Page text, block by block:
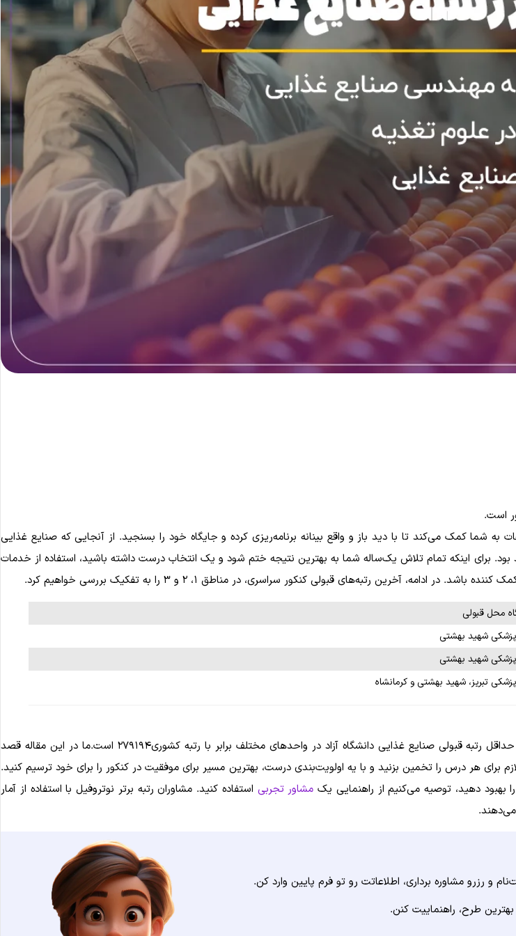
است.
شما کمک می‌کند تا با دید باز و واقع بینانه برنامه‌ریزی کرده و جایگاه خود را بسنجید. از آنجایی که صنایع غذایی
برای اینکه تمام تلاش یک‌ساله شما به بهترین نتیجه ختم شود و یک انتخاب درست داشته باشید، استفاده از خدمات
آخرین رتبه‌های قبولی کنکور سراسری، در مناطق ۱، ۲ و ۳ را به تفکیک بررسی خواهیم کرد.
محل قبولی
شهید بهشتی
شهید بهشتی
تبریز، شهید بهشتی و کرمانشاه
رشته صنایع غذایی علاوه بر دانشگاه‌های دولتی در واحدهای مختلف دانشگاه آزاد نیز ارائه می‌شود. حداقل رتبه قبولی صنایع غذایی دانشگاه آزاد در واحدهای مختلف برابر با رتبه کشوری۲۷۹۱۹۴ است.ما در این مقاله قصد
هر درس را تخمین بزنید و با یه اولویت‌بندی درست، بهترین مسیر برای موفقیت در کنکور را برای خود ترسیم کنید.
بهبود دهید، توصیه می‌کنیم از راهنمایی یک مشاور تجربی استفاده کنید. مشاوران رتبه برتر نوتروفیل با استفاده از آمار
رزرو مشاوره برداری، اطلاعاتت رو تو فرم پایین وارد کن.
طرح، راهنماییت کنن.